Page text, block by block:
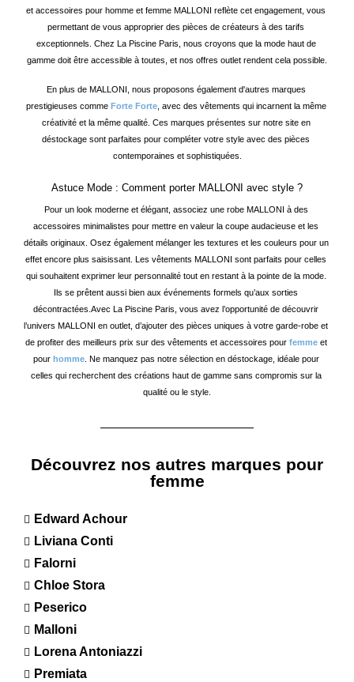
et accessoires pour homme et femme MALLONI reflète cet engagement, vous
permettant de vous approprier des pièces de créateurs à des tarifs
exceptionnels. Chez La Piscine Paris, nous croyons que la mode haut de
gamme doit être accessible à toutes, et nos offres outlet rendent cela possible.
En plus de MALLONI, nous proposons également d'autres marques
prestigieuses comme Forte Forte, avec des vêtements qui incarnent la même
créativité et la même qualité. Ces marques présentes sur notre site en
déstockage sont parfaites pour compléter votre style avec des pièces
contemporaines et sophistiquées.
Astuce Mode : Comment porter MALLONI avec style ?
Pour un look moderne et élégant, associez une robe MALLONI à des
accessoires minimalistes pour mettre en valeur la coupe audacieuse et les
détails originaux. Osez également mélanger les textures et les couleurs pour un
effet encore plus saisissant. Les vêtements MALLONI sont parfaits pour celles
qui souhaitent exprimer leur personnalité tout en restant à la pointe de la mode.
Ils se prêtent aussi bien aux événements formels qu’aux sorties
décontractées. Avec La Piscine Paris, vous avez l’opportunité de découvrir
l’univers MALLONI en outlet, d’ajouter des pièces uniques à votre garde-robe et
de profiter des meilleurs prix sur des vêtements et accessoires pour femme et
pour homme. Ne manquez pas notre sélection en déstockage, idéale pour
celles qui recherchent des créations haut de gamme sans compromis sur la
qualité ou le style.
Découvrez nos autres marques pour
femme
Edward Achour
Liviana Conti
Falorni
Chloe Stora
Peserico
Malloni
Lorena Antoniazzi
Premiata